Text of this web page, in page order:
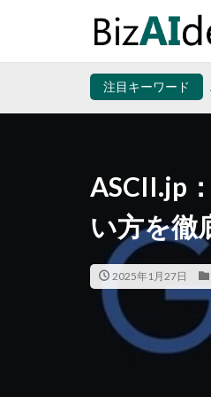
注目キーワード
ASCII.jp
い方を徹
2025年1月27日